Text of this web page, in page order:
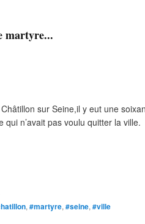
martyre...
sur Seine,il y eut une
qui n’avait pas voulu quitter la ville.
, #martyre, #seine, #ville